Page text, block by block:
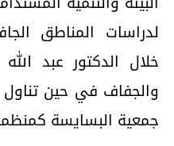
لدراسات المناطق
خلال الدكتور عبد
والجفاف في حين تناول
جمعية البسايسة